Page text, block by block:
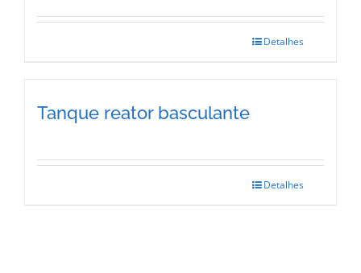
Detalhes
Tanque reator basculante
Detalhes